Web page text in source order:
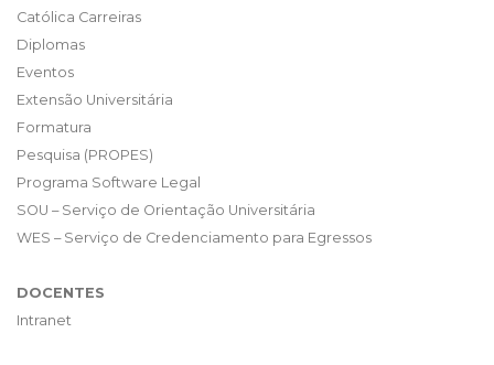
Católica Carreiras
Diplomas
Eventos
Extensão Universitária
Formatura
Pesquisa (PROPES)
Programa Software Legal
SOU – Serviço de Orientação Universitária
WES – Serviço de Credenciamento para Egressos
DOCENTES
Intranet